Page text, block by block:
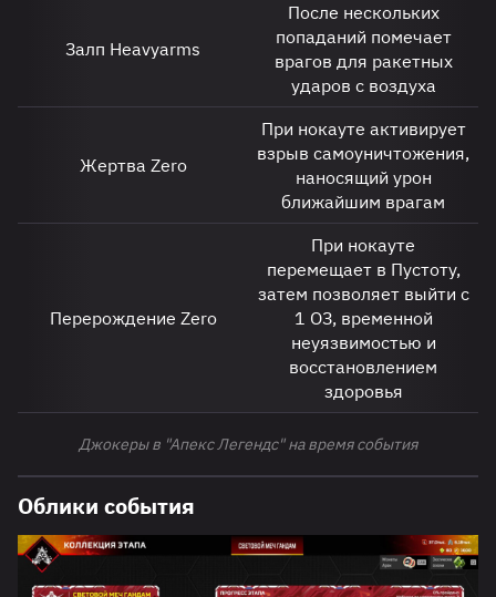
Залп Heavyarms
После нескольких
попаданий помечает
врагов для ракетных
ударов с воздуха
Жертва Zero
При нокауте активирует
взрыв самоуничтожения,
наносящий урон
ближайшим врагам
Перерождение Zero
При нокауте
перемещает в Пустоту,
затем позволяет выйти с
1 ОЗ, временной
неуязвимостью и
восстановлением
здоровья
Джокеры в "Апекс Легендс" на время события
Облики события